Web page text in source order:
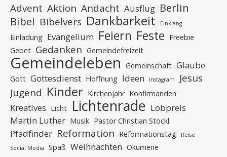
Advent Aktion Andacht Ausflug Berlin
Bibel Bibelvers Dankbarkeit Einklang
Einladung Evangelium Feiern Feste Freebie
Gebet Gedanken Gemeindefreizeit
Gemeindeleben Gemeinschaft Glaube
Gott Gottesdienst Hoffnung Ideen Instagram
Jesus
Jugend Kinder Kirchenjahr Konfirmanden
Kreatives Licht Lichtenrade Lobpreis
Martin Luther Musik Pastor Christian Stöckl
Pfadfinder Reformation Reformationstag
Reise
Social Media
Spaß Weihnachten Ökumene